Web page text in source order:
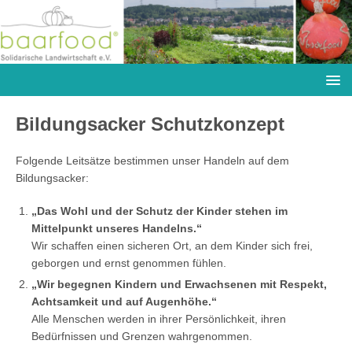
Bildungsacker Schutzkonzept
Folgende Leitsätze bestimmen unser Handeln auf dem
Bildungsacker:
„Das Wohl und der Schutz der Kinder stehen im
Mittelpunkt unseres Handelns.“
Wir schaffen einen sicheren Ort, an dem Kinder sich frei,
geborgen und ernst genommen fühlen.
„Wir begegnen Kindern und Erwachsenen mit Respekt,
Achtsamkeit und auf Augenhöhe.“
Alle Menschen werden in ihrer Persönlichkeit, ihren
Bedürfnissen und Grenzen wahrgenommen.